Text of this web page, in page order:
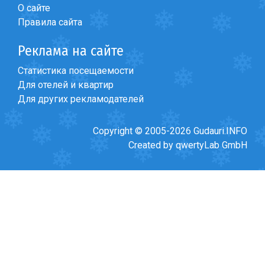
О сайте
Правила сайта
Реклама на сайте
Статистика посещаемости
Для отелей и квартир
Для других рекламодателей
Copyright © 2005-2026 Gudauri.INFO
Created by qwertyLab GmbH
ПРОЖИВАНИЕ
Квартиры
Горячие предложения
Долгосрочная аренда